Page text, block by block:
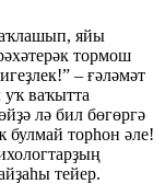
яйы
тормош
– ғәләмәт
ваҡытта
лә бил бөгөргә
торһон әле!
тейер.